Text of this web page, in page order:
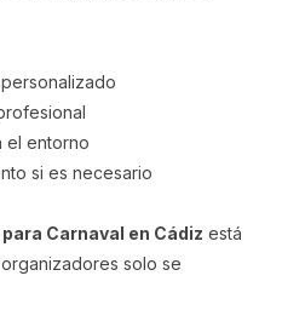
el entorno
si es necesario
Carnaval en Cádiz está
solo se